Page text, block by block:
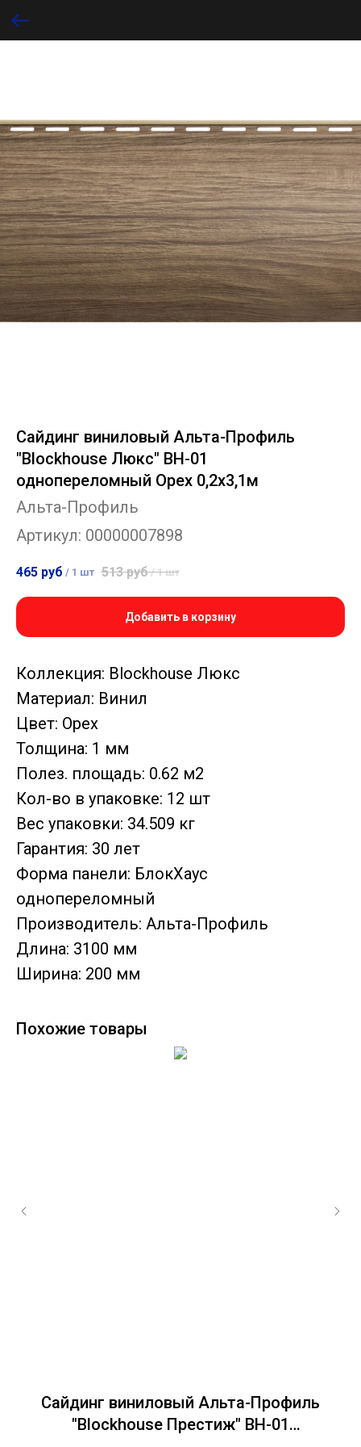
Сайдинг виниловый Альта-Профиль
"Blockhouse Люкс" BH-01
однопереломный Орех 0,2х3,1м
Альта-Профиль
Артикул: 00000007898
465 руб / 1 шт 513 руб / 1 шт
Добавить в корзину
Коллекция: Blockhouse Люкс
Материал: Винил
Цвет: Орех
Толщина: 1 мм
Полез. площадь: 0.62 м2
Кол-во в упаковке: 12 шт
Вес упаковки: 34.509 кг
Гарантия: 30 лет
Форма панели: БлокХаус
однопереломный
Производитель: Альта-Профиль
Длина: 3100 мм
Ширина: 200 мм
Похожие товары
Сайдинг виниловый Альта-Профиль
"Blockhouse Престиж" BH-01